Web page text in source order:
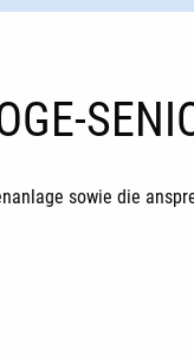
sowie die